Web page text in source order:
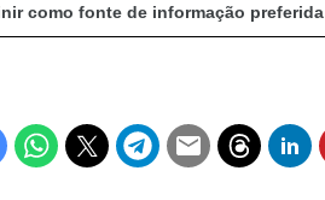
como fonte de informação preferida